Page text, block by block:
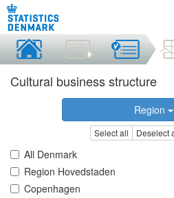
Cultural business structure
Region
Select all Deselect
All Denmark
Region Hovedstaden
Copenhagen